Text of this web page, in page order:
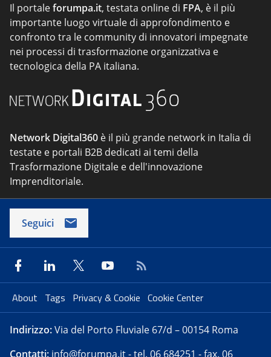
Il portaleforumpa.it, testata online di FPA, è il più
importante luogo virtuale di approfondimento e
confronto tra le community di innovatori impegnate
nei processi di trasformazione organizzativa e
tecnologica della PA italiana.
Network Digital360 è il più grande network in Italia di
testate e portali B2B dedicati ai temi della
Trasformazione Digitale e dell'innovazione
Imprenditoriale.
Seguici
About Tags Privacy & Cookie Cookie Center
Indirizzo:Via del Porto Fluviale 67/d – 00154 Roma
Contatti: info@forumpa.it- tel. 06 684251 - fax. 06